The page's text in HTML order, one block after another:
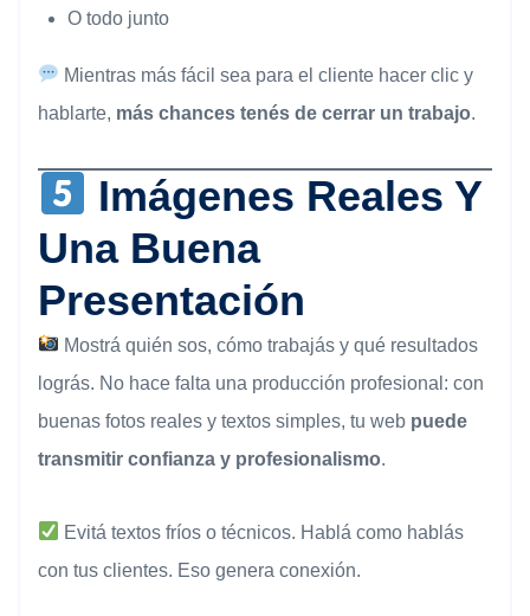
O todo junto
Mientras más fácil sea para el cliente hacer clic y
hablarte, más chances tenés de cerrar un trabajo.
Imágenes Reales Y
Una Buena
Presentación
Mostrá quién sos, cómo trabajás y qué resultados
lográs. No hace falta una producción profesional: con
buenas fotos reales y textos simples, tu web puede
transmitir confianza y profesionalismo.
Evitá textos fríos o técnicos. Hablá como hablás
con tus clientes. Eso genera conexión.